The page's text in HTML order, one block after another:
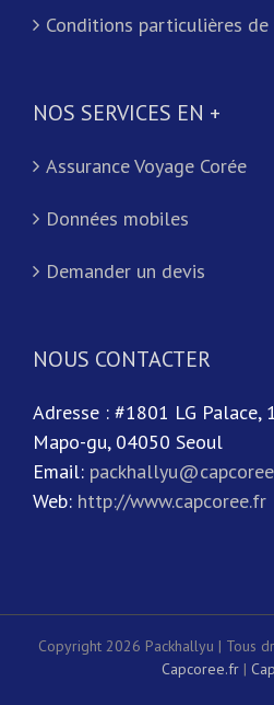
Conditions particulières
NOS SERVICES EN +
Assurance Voyage Corée
Données mobiles
Demander un devis
NOUS CONTACTER
Adresse : #1801 LG Palace,
Mapo-gu, 04050 Seoul
Email:
Web: http://www.capcoree.fr
Copyright 2026 Packhallyu | Tous
Capcoree.fr|